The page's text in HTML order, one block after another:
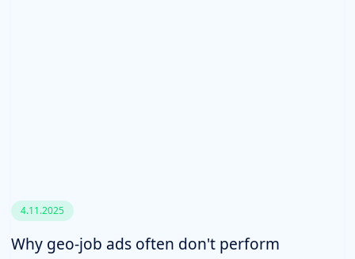
4.11.2025
Why geo-job ads often don't perform